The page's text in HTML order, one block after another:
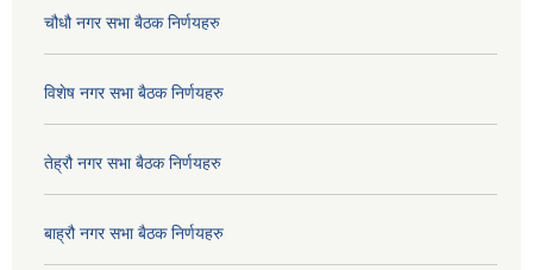
चौधौ नगर सभा बैठक निर्णयहरु
विशेष नगर सभा बैठक निर्णयहरु
तेह्रौ नगर सभा बैठक निर्णयहरु
बाह्रौ नगर सभा बैठक निर्णयहरु